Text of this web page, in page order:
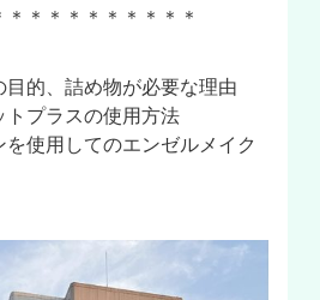
＊＊＊＊＊＊＊＊＊＊
目的、詰め物が必要な理由
トプラスの使用方法
を使用してのエンゼルメイク